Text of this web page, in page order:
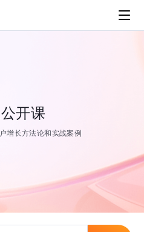
开课
增长方法论和实战案例